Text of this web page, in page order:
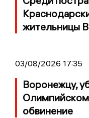
жительницы
03/08/2026 17:35
Воронежцу,
обвинение